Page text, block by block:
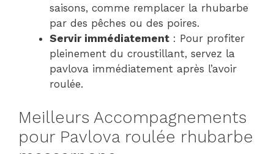
saisons, comme remplacer la rhubarbe
par des pêches ou des poires.
Servir immédiatement : Pour profiter
pleinement du croustillant, servez la
pavlova immédiatement après l’avoir
roulée.
Meilleurs Accompagnements
pour Pavlova roulée rhubarbe